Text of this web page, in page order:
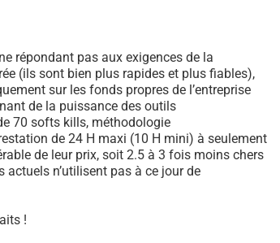
répondant pas aux exigences de la
(ils sont bien plus rapides et plus fiables),
sur les fonds propres de l’entreprise
de la puissance des outils
70 softs kills, méthodologie
de 24 H maxi (10 H mini) à seulement
de leur prix, soit 2.5 à 3 fois moins chers
n’utilisent pas à ce jour de
!